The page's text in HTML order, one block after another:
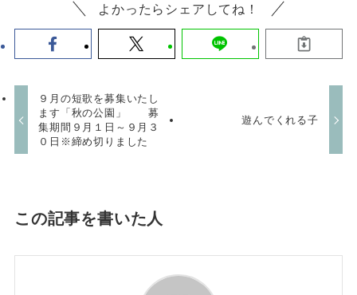
よかったらシェアしてね！
９月の短歌を募集いたし
ます「秋の公園」 募
集期間９月１日～９月３
０日※締め切りました
遊んでくれる子
この記事を書いた人